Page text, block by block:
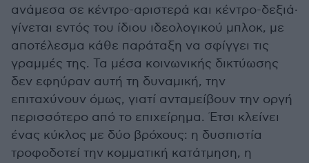
ανάμεσα σε κέντρο-αριστερά και κέντρο-δεξιά·
γίνεται εντός του ίδιου ιδεολογικού μπλοκ, με
αποτέλεσμα κάθε παράταξη να σφίγγει τις
γραμμές της. Τα μέσα κοινωνικής δικτύωσης
δεν εφηύραν αυτή τη δυναμική, την
επιταχύνουν όμως, γιατί ανταμείβουν την οργή
περισσότερο από το επιχείρημα. Έτσι κλείνει
ένας κύκλος με δύο βρόχους: η δυσπιστία
τροφοδοτεί την κομματική κατάτμηση, η